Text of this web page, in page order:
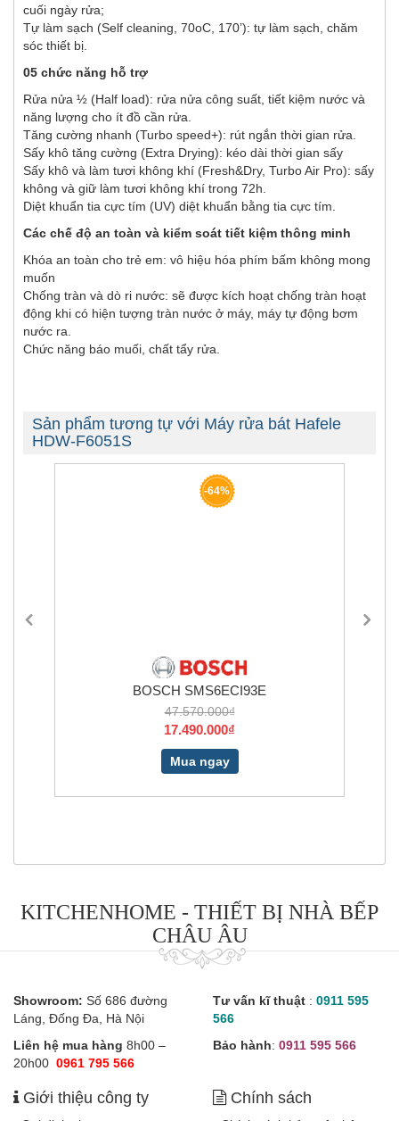
cuối ngày rửa;
Tự làm sạch (Self cleaning, 70oC, 170’): tự làm sạch, chăm
sóc thiết bị.
05 chức năng hỗ trợ
Rửa nửa ½ (Half load): rửa nửa công suất, tiết kiệm nước và
năng lượng cho ít đồ cần rửa.
Tăng cường nhanh (Turbo speed+): rút ngắn thời gian rửa.
Sấy khô tăng cường (Extra Drying): kéo dài thời gian sấy
Sấy khô và làm tươi không khí (Fresh&Dry, Turbo Air Pro): sấy
không và giữ làm tươi không khí trong 72h.
Diệt khuẩn tia cực tím (UV) diệt khuẩn bằng tia cực tím.
Các chế độ an toàn và kiểm soát tiết kiệm thông minh
Khóa an toàn cho trẻ em: vô hiệu hóa phím bấm không mong
muốn
Chống tràn và dò ri nước: sẽ được kích hoạt chống tràn hoạt
động khi có hiện tượng tràn nước ở máy, máy tự động bơm
nước ra.
Chức năng báo muối, chất tẩy rửa.
Sản phẩm tương tự với Máy rửa bát Hafele
HDW-F6051S
BOSCH SMS6ECI93E
47.570.000₫
17.490.000₫
Mua ngay
KITCHENHOME - THIẾT BỊ NHÀ BẾP
CHÂU ÂU
Showroom: Số 686 đường
Láng, Đống Đa, Hà Nội
Liên hệ mua hàng 8h00 –
20h00 0961 795 566
Tư vấn kĩ thuật : 0911 595
566
Bảo hành: 0911 595 566
Giới thiệu công ty Chính sách